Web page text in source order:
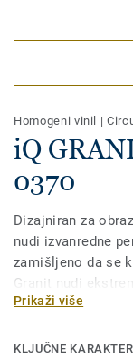
Homogeni vinil |
iQ
0370
Dizajniran za
nudi izvanredne
zamišljeno da se
Granit nudi
otpornost na
voskom, dovoljno
Prikaži više
KLJUČNE